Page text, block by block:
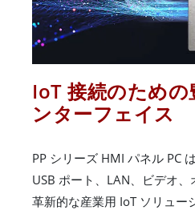
IoT 接続のため
ンターフェイス
PP シリーズ HMI パネル PC
USB ポート、LAN、ビデオ、
革新的な産業用 IoT ソリュー